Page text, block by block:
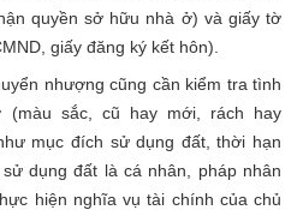
quyền sở hữu nhà ở) và giấy tờ
giấy đăng ký kết hôn).
nhượng cũng cần kiểm tra tình
(màu sắc, cũ hay mới, rách hay
mục đích sử dụng đất, thời hạn
dụng đất là cá nhân, pháp nhân
hiện nghĩa vụ tài chính của chủ